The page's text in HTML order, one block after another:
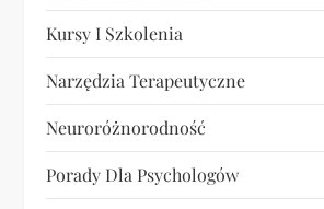
Kursy I Szkolenia
Narzędzia Terapeutyczne
Neuroróżnorodność
Porady Dla Psychologów